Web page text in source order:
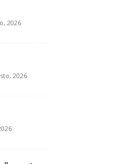
2026
2026